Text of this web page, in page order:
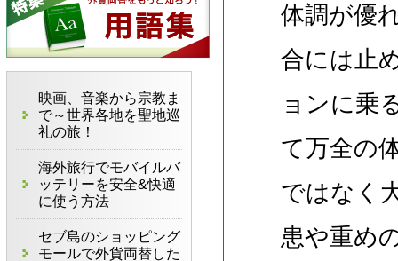
体調が優
合には止
ョンに乗
て万全の
ではなく
患や重め
映画、音楽から宗教ま
で～世界各地を聖地巡
礼の旅！
海外旅行でモバイルバ
ッテリーを安全&快適
に使う方法
セブ島のショッピング
モールで外貨両替した